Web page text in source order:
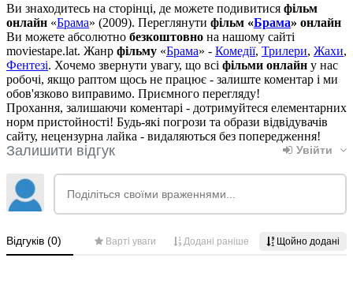
Ви знаходитесь на сторінці, де можете подивитися фільм
онлайн «Брама» (2009). Переглянути фільм «Брама» онлайн
Ви можете абсолютно безкоштовно на нашому сайті
moviestape.lat. Жанр фільму «Брама» - Комедії, Трилери, Жахи,
Фентезі. Хочемо звернути увагу, що всі фільми онлайн у нас
робочі, якщо раптом щось не працює - залиште коментар і ми
обов'язково виправимо. Приємного перегляду!
Прохання, залишаючи коментарі - дотримуйтеся елементарних
норм пристойності! Будь-які погрози та образи відвідувачів
сайту, нецензурна лайка - видаляються без попередження!